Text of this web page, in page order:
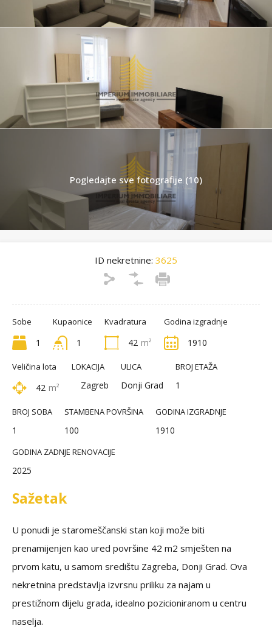
Pogledajte sve fotografije (10)
ID nekretnine: 3625
Sobe
1
Kupaonice
1
Kvadratura
42 m²
Godina izgradnje
1910
Veličina lota
42 m²
LOKACIJA
Zagreb
ULICA
Donji Grad
BROJ ETAŽA
1
BROJ SOBA
1
STAMBENA POVRŠINA
100
GODINA IZGRADNJE
1910
GODINA ZADNJE RENOVACIJE
2025
Sažetak
U ponudi je staromeščanski stan koji može biti
prenamijenjen kao ured površine 42 m2 smješten na
prvom katu, u samom središtu Zagreba, Donji Grad. Ova
nekretnina predstavlja izvrsnu priliku za najam u
prestižnom dijelu grada, idealno pozicioniranom u centru
naselja.